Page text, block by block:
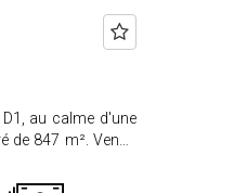
au calme d'une
847 m². Vendu
de 30 mètres, pas